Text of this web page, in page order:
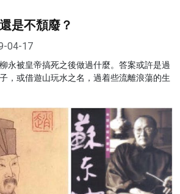
是不頹廢？
04-17
永被皇帝搞死之後做過什麼。答案或許是過
，或借遊山玩水之名，過着些流離浪蕩的生